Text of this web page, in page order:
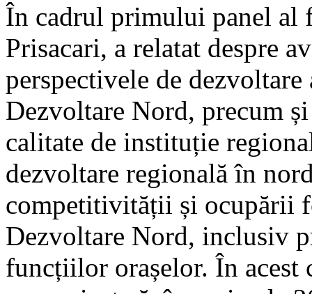
În cadrul primului panel al
Prisacari, a relatat despre
perspectivele de
Dezvoltare Nord, precum
calitate de instituție
dezvoltare regională în
competitivității și ocupării
Dezvoltare Nord, inclusiv
funcțiilor orașelor. În